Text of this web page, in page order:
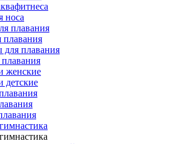
носа
плавания
плавания
для плавания
женские
детские